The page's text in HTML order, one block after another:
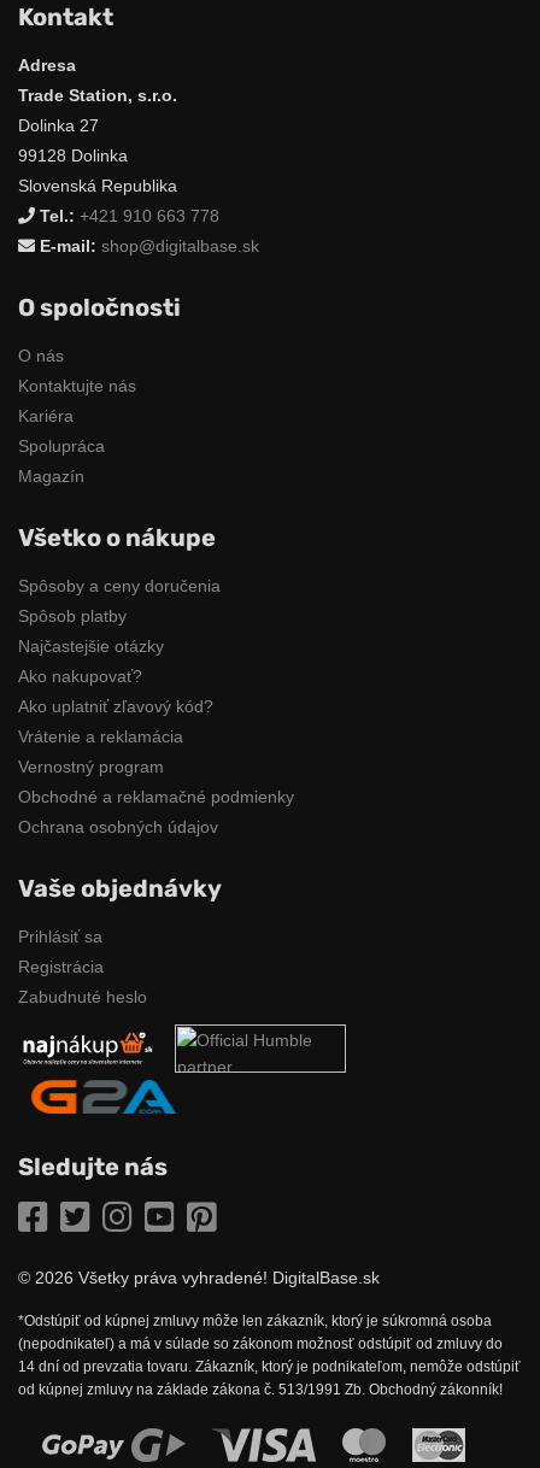
Kontakt
Adresa
Trade Station, s.r.o.
Dolinka 27
99128 Dolinka
Slovenská Republika
Tel.: +421 910 663 778
E-mail: shop@digitalbase.sk
O spoločnosti
O nás
Kontaktujte nás
Kariéra
Spolupráca
Magazín
Všetko o nákupe
Spôsoby a ceny doručenia
Spôsob platby
Najčastejšie otázky
Ako nakupovať?
Ako uplatniť zľavový kód?
Vrátenie a reklamácia
Vernostný program
Obchodné a reklamačné podmienky
Ochrana osobných údajov
Vaše objednávky
Prihlásiť sa
Registrácia
Zabudnuté heslo
Sledujte nás
Facebook
TwitterInstagramYouTube
© 2026 Všetky práva vyhradené! DigitalBase.sk
*Odstúpiť od kúpnej zmluvy môže len zákazník, ktorý je súkromná osoba
(nepodnikateľ) a má v súlade so zákonom možnosť odstúpiť od zmluvy do
14 dní od prevzatia tovaru. Zákazník, ktorý je podnikateľom, nemôže odstúpiť
od kúpnej zmluvy na základe zákona č. 513/1991 Zb. Obchodný zákonník!
Možnosti online platby